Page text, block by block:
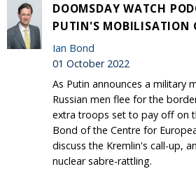
DOOMSDAY WATCH
PUTIN'S MOBILISATION
Ian Bond
01 October 2022
As Putin announces a military
Russian men flee for the
extra troops set to pay off on
Bond of the Centre for
discuss the Kremlin's call-up,
nuclear sabre-rattling.